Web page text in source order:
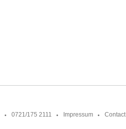
0721/175 2111 Impressum Contact